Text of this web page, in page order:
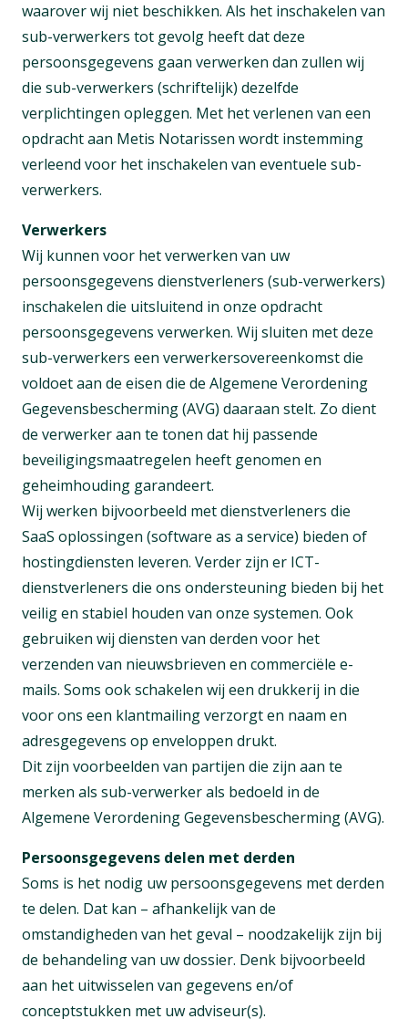
waarover wij niet beschikken. Als het inschakelen van
sub-verwerkers tot gevolg heeft dat deze
persoonsgegevens gaan verwerken dan zullen wij
die sub-verwerkers (schriftelijk) dezelfde
verplichtingen opleggen. Met het verlenen van een
opdracht aan Metis Notarissen wordt instemming
verleend voor het inschakelen van eventuele sub-
verwerkers.
Verwerkers
Wij kunnen voor het verwerken van uw
persoonsgegevens dienstverleners (sub-verwerkers)
inschakelen die uitsluitend in onze opdracht
persoonsgegevens verwerken. Wij sluiten met deze
sub-verwerkers een verwerkersovereenkomst die
voldoet aan de eisen die de Algemene Verordening
Gegevensbescherming (AVG) daaraan stelt. Zo dient
de verwerker aan te tonen dat hij passende
beveiligingsmaatregelen heeft genomen en
geheimhouding garandeert.
Wij werken bijvoorbeeld met dienstverleners die
SaaS oplossingen (software as a service) bieden of
hostingdiensten leveren. Verder zijn er ICT-
dienstverleners die ons ondersteuning bieden bij het
veilig en stabiel houden van onze systemen. Ook
gebruiken wij diensten van derden voor het
verzenden van nieuwsbrieven en commerciële e-
mails. Soms ook schakelen wij een drukkerij in die
voor ons een klantmailing verzorgt en naam en
adresgegevens op enveloppen drukt.
Dit zijn voorbeelden van partijen die zijn aan te
merken als sub-verwerker als bedoeld in de
Algemene Verordening Gegevensbescherming (AVG).
Persoonsgegevens delen met derden
Soms is het nodig uw persoonsgegevens met derden
te delen. Dat kan – afhankelijk van de
omstandigheden van het geval – noodzakelijk zijn bij
de behandeling van uw dossier. Denk bijvoorbeeld
aan het uitwisselen van gegevens en/of
conceptstukken met uw adviseur(s).